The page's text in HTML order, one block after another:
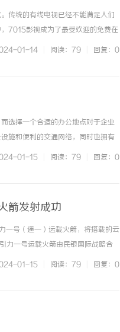
传统的有线电视已经不能满足人们
7015影视成为了最受欢迎的免费在
们可以随时随地畅快观看。这些电视
01-14 阅读：79 回复：0
选择一个合适的办公地点对于企业
施和便利的交通网络，同时也拥有
与效率。选择上海徐汇区作为办公
01-15 阅读：79 回复：0
箭发射成功
一号（遥一）运载火箭，将搭载的云
力一号运载火箭由民银国际战略合
箭海上机动发射能力此次任务是引
01-15 阅读：79 回复：0
武汉配眼镜 上海配眼镜